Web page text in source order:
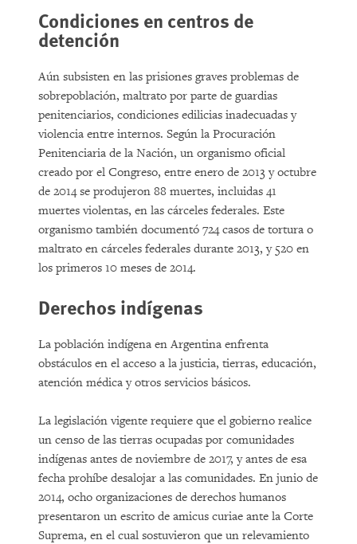
Condiciones en centros de
detención
Aún subsisten en las prisiones graves problemas de
sobrepoblación, maltrato por parte de guardias
penitenciarios, condiciones edilicias inadecuadas y
violencia entre internos. Según la Procuración
Penitenciaria de la Nación, un organismo oficial
creado por el Congreso, entre enero de 2013 y octubre
de 2014 se produjeron 88 muertes, incluidas 41
muertes violentas, en las cárceles federales. Este
organismo también documentó 724 casos de tortura o
maltrato en cárceles federales durante 2013, y 520 en
los primeros 10 meses de 2014.
Derechos indígenas
La población indígena en Argentina enfrenta
obstáculos en el acceso a la justicia, tierras, educación,
atención médica y otros servicios básicos.
La legislación vigente requiere que el gobierno realice
un censo de las tierras ocupadas por comunidades
indígenas antes de noviembre de 2017, y antes de esa
fecha prohíbe desalojar a las comunidades. En junio de
2014, ocho organizaciones de derechos humanos
presentaron un escrito de amicus curiae ante la Corte
Suprema, en el cual sostuvieron que un relevamiento